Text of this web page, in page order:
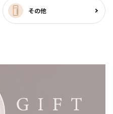
その他